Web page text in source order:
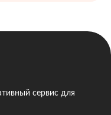
сервис для